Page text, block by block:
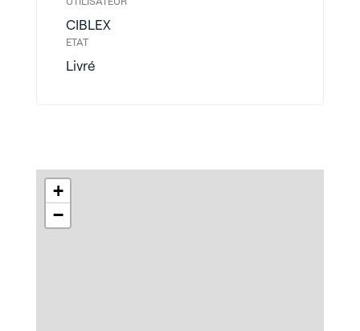
CIBLEX
ETAT
Livré
+
−